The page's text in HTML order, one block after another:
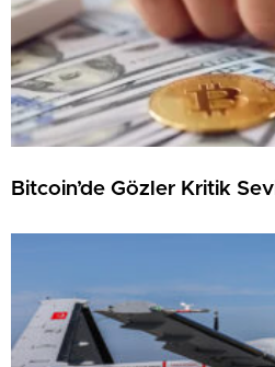
Bitcoin’de Gözler Kritik